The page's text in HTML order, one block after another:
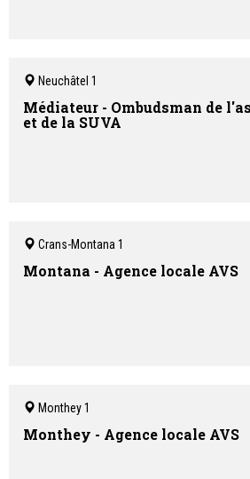
Neuchâtel 1
Médiateur - Ombudsman de
et de la SUVA
Crans-Montana 1
Montana - Agence locale AVS
Monthey 1
Monthey - Agence locale AVS